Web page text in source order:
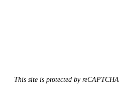
This site is protected by